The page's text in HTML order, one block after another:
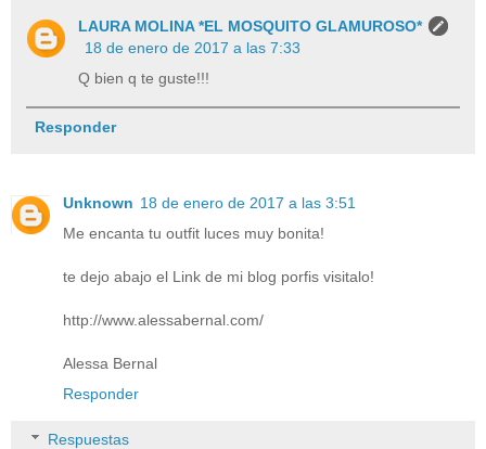
LAURA MOLINA *EL MOSQUITO GLAMUROSO*
18 de enero de 2017 a las 7:33
Q bien q te guste!!!
Responder
Unknown 18 de enero de 2017 a las 3:51
Me encanta tu outfit luces muy bonita!
te dejo abajo el Link de mi blog porfis visitalo!
http://www.alessabernal.com/
Alessa Bernal
Responder
Respuestas